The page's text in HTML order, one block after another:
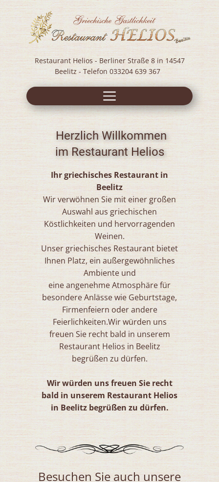
Restaurant Helios - Berliner Straße 8 in 14547
Beelitz - Telefon 033204 639 367
Herzlich Willkommen
im Restaurant Helios
Ihr griechisches Restaurant in
Beelitz
Wir verwöhnen Sie mit einer großen
Auswahl aus griechischen
Köstlichkeiten und hervorragenden
Weinen.
Unser griechisches Restaurant bietet
Ihnen Platz, ein außergewöhnliches
Ambiente und
eine angenehme Atmosphäre für
besondere Anlässe wie Geburtstage,
Firmenfeiern oder andere
Feierlichkeiten.Wir würden uns
freuen Sie recht bald in unserem
Restaurant Helios in Beelitz
begrüßen zu dürfen.
Wir würden uns freuen Sie recht
bald in unserem Restaurant Helios
in Beelitz begrüßen zu dürfen.
Besuchen Sie auch unsere